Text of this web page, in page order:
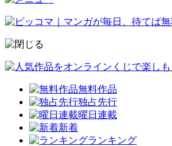
無料作品
独占先行
曜日連載
新着
ランキング